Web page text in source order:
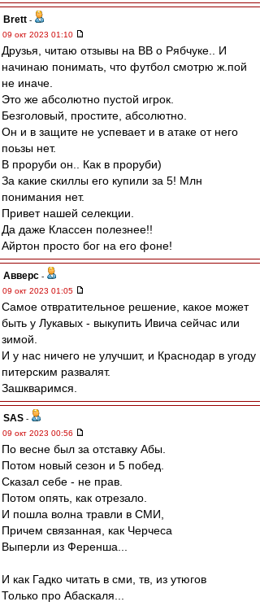
Brett -
09 окт 2023 01:10
Друзья, читаю отзывы на ВВ о Рябчуке.. И
начинаю понимать, что футбол смотрю ж.пой
не иначе.
Это же абсолютно пустой игрок.
Безголовый, простите, абсолютно.
Он и в защите не успевает и в атаке от него
поьзы нет.
В проруби он.. Как в проруби)
За какие скиллы его купили за 5! Млн
понимания нет.
Привет нашей селекции.
Да даже Классен полезнее!!
Айртон просто бог на его фоне!
Авверс -
09 окт 2023 01:05
Самое отвратительное решение, какое может
быть у Лукавых - выкупить Ивича сейчас или
зимой.
И у нас ничего не улучшит, и Краснодар в угоду
питерским развалят.
Зашкваримся.
SAS -
09 окт 2023 00:56
По весне был за отставку Абы.
Потом новый сезон и 5 побед.
Сказал себе - не прав.
Потом опять, как отрезало.
И пошла волна травли в СМИ,
Причем связанная, как Черчеса
Выперли из Ференша...
И как Гадко читать в сми, тв, из утюгов
Только про Абаскаля...